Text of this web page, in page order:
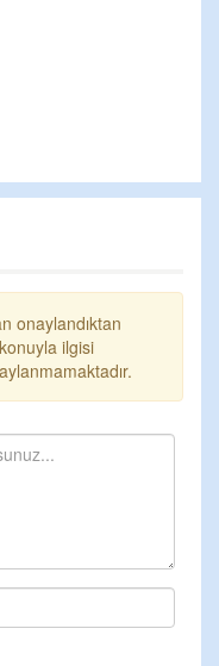
onaylandıktan
ilgisi